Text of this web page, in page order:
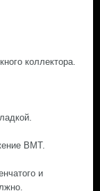
коллектора.
ВМТ.
и